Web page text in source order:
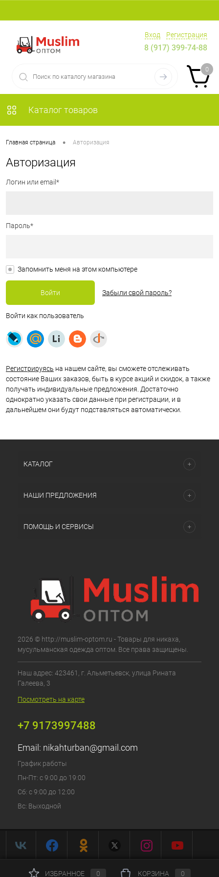
Вход Регистрация
8 (917) 399-74-88
0
Каталог товаров
Главная страница • Авторизация
Авторизация
Логин или email*
Пароль*
Запомнить меня на этом компьютере
Забыли свой пароль?
Войти как пользователь
Регистрируясь на нашем сайте, вы сможете отслеживать
состояние Ваших заказов, быть в курсе акций и скидок, а также
получать индивидуальные предложения. Достаточно
однократно указать свои данные при регистрации, и в
дальнейшем они будут подставляться автоматически.
КАТАЛОГ
НАШИ ПРЕДЛОЖЕНИЯ
ПОМОЩЬ И СЕРВИСЫ
2026 © http://muslim-optom.ru - Товары для никаха,
мусульманская одежда оптом. Все права защищены.
Наш адрес: 423461, г. Альметьевск, улица Рината
Галеева, 3
Посмотреть на карте
+7 9173997488
Email: nikahturban@gmail.com
График работы
Пн-Пт: с 9:00 до 19:00
Сб: с 9:00 до 12:00
Вс: Выходной
ИЗБРАННОЕ 0 КОРЗИНА 0